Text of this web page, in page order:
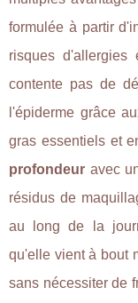
formulée à partir
risques
contente pas de
l'épiderme grâce
gras essentiels et
profondeur avec
résidus de
au long de la
qu'elle vient à bout
sans nécessiter de